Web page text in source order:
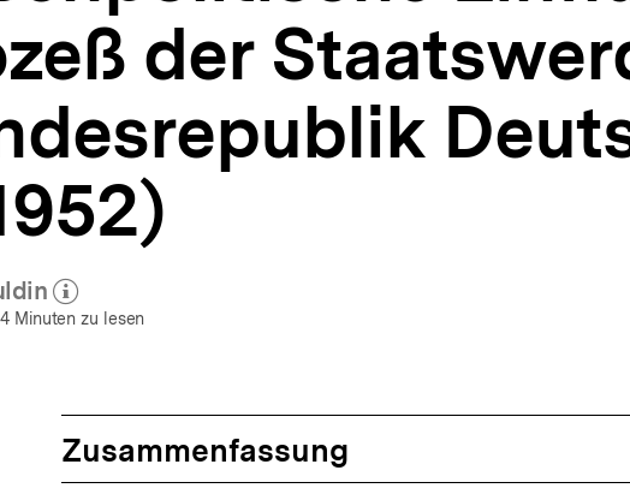
der
zum Autor)
öffnen
Minuten zu lesen
Zusammenfassung